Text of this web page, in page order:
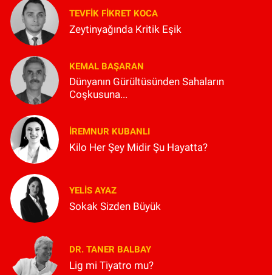
TEVFIK FIKRET KOCA
Zeytinyağında Kritik Eşik
KEMAL BAŞARAN
Dünyanın Gürültüsünden Sahaların
Coşkusuna...
İREMNUR KUBANLI
Kilo Her Şey Midir Şu Hayatta?
YELIS AYAZ
Sokak Sizden Büyük
DR. TANER BALBAY
Lig mi Tiyatro mu?